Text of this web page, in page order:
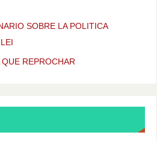
SOBRE LA POLITICA
QUE REPROCHAR